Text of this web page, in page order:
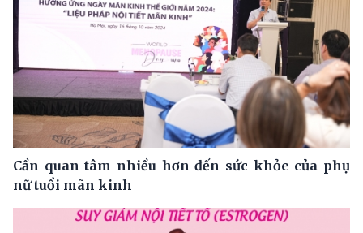
Cần quan tâm nhiều hơn đến sức khỏe của phụ
nữ tuổi mãn kinh